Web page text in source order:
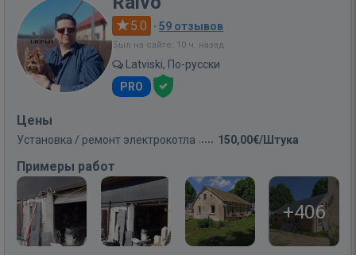
5.0 · 59 отзывов
Был на сайте: 10 ч. назад
Latviski, По-русски
PRO
Цены
Установка / ремонт электрокотла 150,00€/Штука
Примеры работ
+406